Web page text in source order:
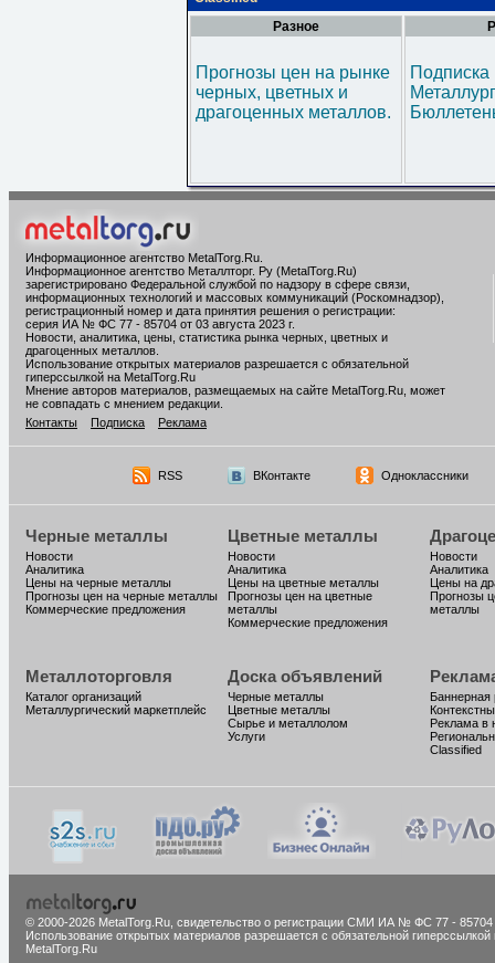
Разное
Прогнозы цен на рынке
черных, цветных и
драгоценных металлов.
Информационное агентство MetalTorg.Ru
Информационное агентство Металлторг. Ру (MetalTorg.Ru)
зарегистрировано Федеральной службой по надзору в сфере связи,
информационных технологий и массовых коммуникаций (Роскомнадзор),
регистрационный номер и дата принятия решения о регистрации:
серия ИА № ФС 77 - 85704 от 03 августа 2023 г.
Новости, аналитика, цены, статистика рынка черных, цветных и
драгоценных металлов.
Использование открытых материалов разрешается с обязательной
гиперссылкой на MetalTorg.Ru
Мнение авторов материалов, размещаемых на сайте MetalTorg.Ru, может
не совпадать с мнением редакции.
Контакты
Подписка Реклама
RSS ВКонтакте Одноклассники
Черные металлы
Новости
Аналитика
Цены на черные металлы
Прогнозы цен на черные металлы
Коммерческие предложения
Цветные металлы
Новости
Аналитика
Цены на цветные металлы
Прогнозы цен на цветные
металлы
Коммерческие предложения
Новости
Аналитика
Цены на
Прогнозы
металлы
Металлоторговля
Каталог организаций
Металлургический маркетплейс
Доска объявлений
Черные металлы
Цветные металлы
Сырье и металлолом
Услуги
Баннерная
Реклама в
Classified
© 2000-2026 MetalTorg.Ru, cвидетельство о регистрации СМИ ИА № ФС 77 - 85704
Использование открытых материалов разрешается с обязательной гиперссылкой
MetalTorg.Ru